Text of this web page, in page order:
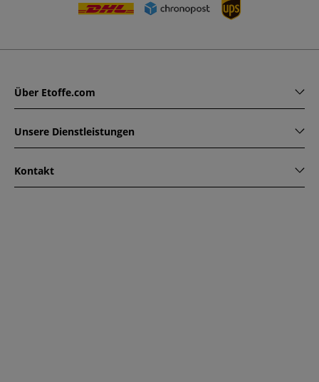
Über Etoffe.com
Unsere Dienstleistungen
Kontakt